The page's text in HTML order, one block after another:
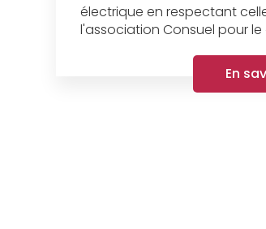
électrique en respectant
l'association Consuel pour le
En